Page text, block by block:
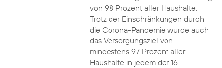
von 98 Prozent aller Haushalte.
Trotz der Einschränkungen durch
die Corona-Pandemie wurde auch
das Versorgungsziel von
mindestens 97 Prozent aller
Haushalte in jedem der 16